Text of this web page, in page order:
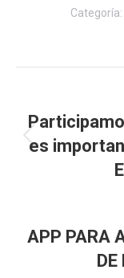
Categoría:
entre
es
APP PARA
DE